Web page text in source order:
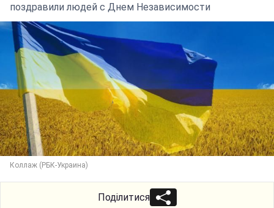
поздравили людей с Днем Независимости
Коллаж (РБК-Украина)
Поділитися